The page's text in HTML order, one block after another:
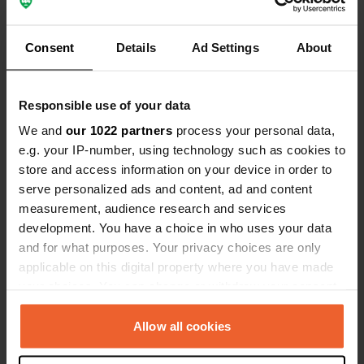
Consent Details Ad Settings About
Responsible use of your data
We and our 1022 partners process your personal data,
e.g. your IP-number, using technology such as cookies to
store and access information on your device in order to
serve personalized ads and content, ad and content
measurement, audience research and services
development. You have a choice in who uses your data
and for what purposes. Your privacy choices are only
applicable on this digital property where you have made
any time from the Cookie Declaration or by clicking on
the Privacy trigger icon.Allow all cookies
Einem Ort wurde ein Foto
hinzugefügt
—vor mehr als 6
Jahren